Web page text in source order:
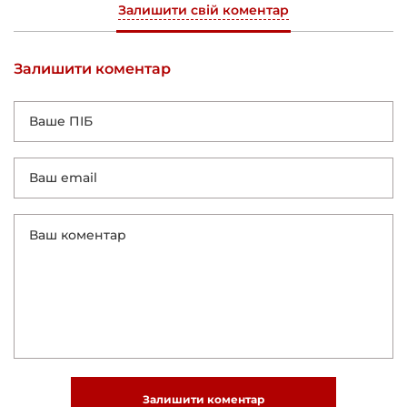
Залишити свій коментар
Залишити коментар
Залишити коментар